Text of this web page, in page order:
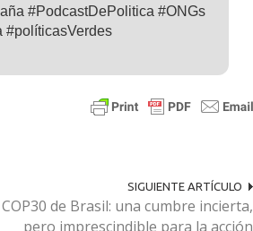
#PodcastDePolitica #ONGs
#políticasVerdes
SIGUIENTE ARTÍCULO
COP30 de Brasil: una cumbre incierta,
pero imprescindible para la acción